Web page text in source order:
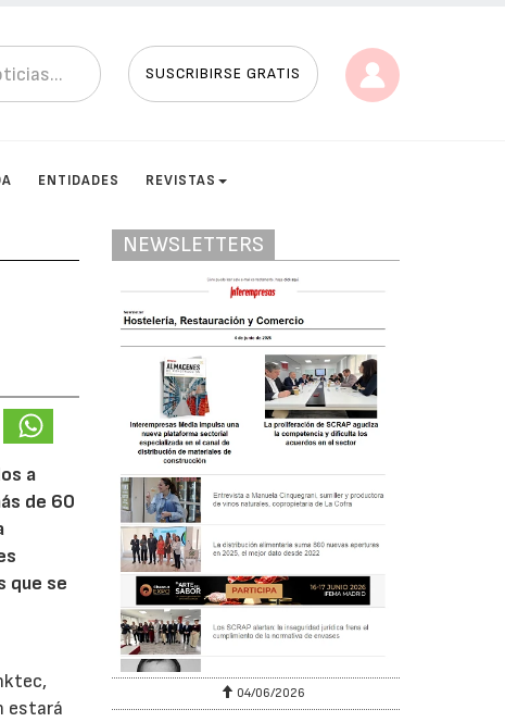
SUSCRIBIRSE GRATIS
ENTIDADES REVISTAS
a
de 60
que se
estará
NEWSLETTERS